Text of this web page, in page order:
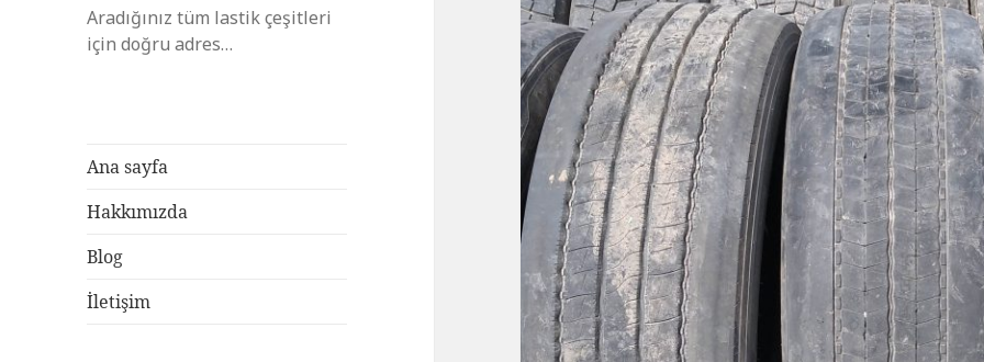
Aradığınız tüm lastik çeşitleri
için doğru adres…
Ana sayfa
Hakkımızda
Blog
İletişim